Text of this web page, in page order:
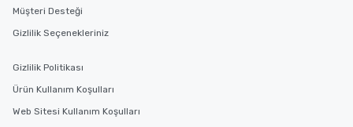
Müşteri Desteği
Gizlilik Seçenekleriniz
Gizlilik Politikası
Ürün Kullanım Koşulları
Web Sitesi Kullanım Koşulları